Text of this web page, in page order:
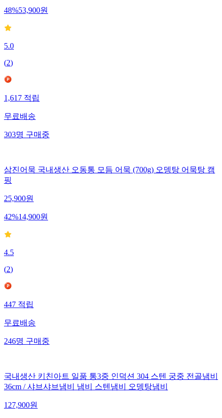
48%53,900원
5.0
(2)
1,617적립
무료배송
303명구매중
삼진어묵 국내생산 오동통 모듬 어묵 (700g) 오뎅탕 어묵탕 캠
핑
25,900원
42%14,900원
4.5
(2)
447적립
무료배송
246명구매중
국내생산 키친아트 일품 통3중 인덕션 304 스텐 궁중 전골냄비
36cm / 샤브샤브냄비 냄비 스텐냄비 오뎅탕냄비
127,900원